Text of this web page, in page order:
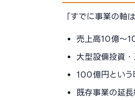
「すでに事業の軸
売上高10億〜
大型設備投資
100億円という
既存事業の延